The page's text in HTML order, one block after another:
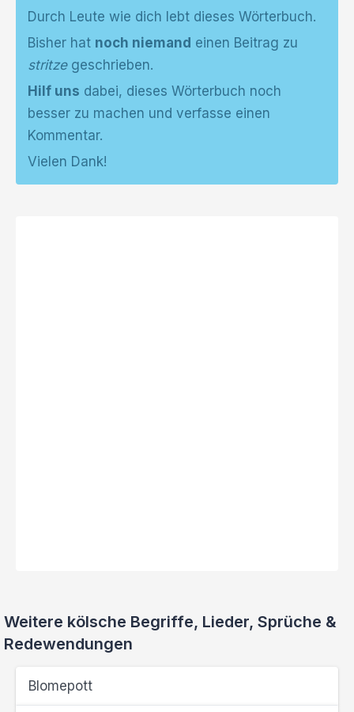
Durch Leute wie dich lebt dieses Wörterbuch.
Bisher hat noch niemand einen Beitrag zu
stritzegeschrieben.
Hilf uns dabei, dieses Wörterbuch noch
besser zu machen und verfasse einen
Kommentar.
Vielen Dank!
Weitere kölsche Begriffe, Lieder, Sprüche &
Redewendungen
Blomepott